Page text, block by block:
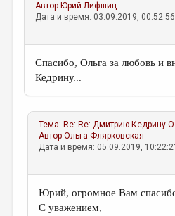
Автор Юрий Лифшиц
Дата и время: 03.09.2019, 00:52:56
Спасибо, Ольга за любовь и
Кедрину...
Тема: Re: Re: Дмитрию Кедрину
АвторОльга Флярковская
Дата и время: 05.09.2019, 10:22:21
Юрий, огромное Вам
С уважением,